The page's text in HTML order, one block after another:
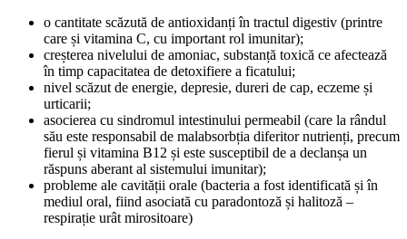
o cantitate scăzută de antioxidanți în tractul digestiv (printre
care și vitamina C, cu important rol imunitar);
creșterea nivelului de amoniac, substanță toxică ce afectează
în timp capacitatea de detoxifiere a ficatului;
nivel scăzut de energie, depresie, dureri de cap, eczeme și
urticarii;
asocierea cu sindromul intestinului permeabil (care la rândul
său este responsabil de malabsorbția diferitor nutrienți, precum
fierul și vitamina B12 și este susceptibil de a declanșa un
răspuns aberant al sistemului imunitar);
probleme ale cavității orale (bacteria a fost identificată și în
mediul oral, fiind asociată cu paradontoză și halitoză –
respirație urât mirositoare)